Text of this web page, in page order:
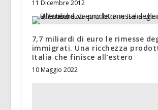
11 Dicembre 2012
7,7 miliardi di euro le rimesse
immigrati. Una ricchezza
Italia che finisce all’estero
10 Maggio 2022